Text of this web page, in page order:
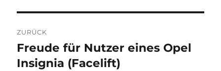
ZURÜCK
Vorheriger
Beitrag:
Freude für Nutzer eines Opel
Insignia (Facelift)